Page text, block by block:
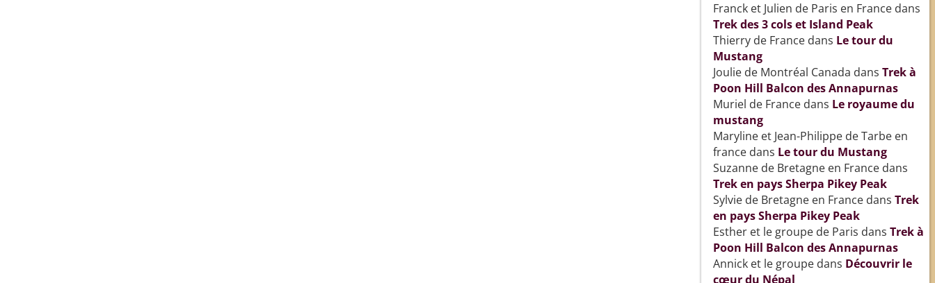
Franck et Julien de Paris en Francedans
Trek des 3 cols et Island Peak
Thierry de Francedans Le tour du
Mustang
Joulie de Montréal Canada dans Trek à
Poon Hill Balcon des Annapurnas
Muriel de Francedans Le royaume du
mustang
Maryline et Jean-Philippe de Tarbe en
francedans Le tour du Mustang
Suzanne de Bretagne en Francedans
Trek en pays Sherpa Pikey Peak
Sylvie de Bretagne en Francedans Trek
en pays Sherpa Pikey Peak
Esther et le groupe de Paris dans Trek à
Poon Hill Balcon des Annapurnas
Annick et le groupedans Découvrir le
cœur du Népal